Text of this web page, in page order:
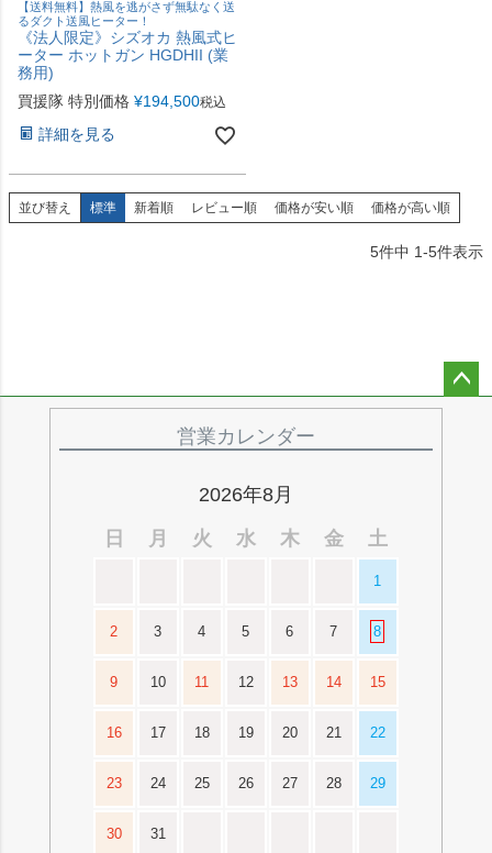
【送料無料】熱風を逃がさず無駄なく送
るダクト送風ヒーター！
《法人限定》シズオカ 熱風式ヒ
ーター ホットガン HGDHII (業
務用)
買援隊 特別価格 ¥194,500税込
詳細を見る
並び替え 標準 新着順 レビュー順 価格が安い順 価格が高い順
5件中 1-5件表示
営業カレンダー
2026年8月
日
月 火 水 木 金 土
1
2 3 4 5 6 7 8
9 10 11 12 13 14 15
16 17 18 19 20 21 22
23 24 25 26 27 28 29
30 31